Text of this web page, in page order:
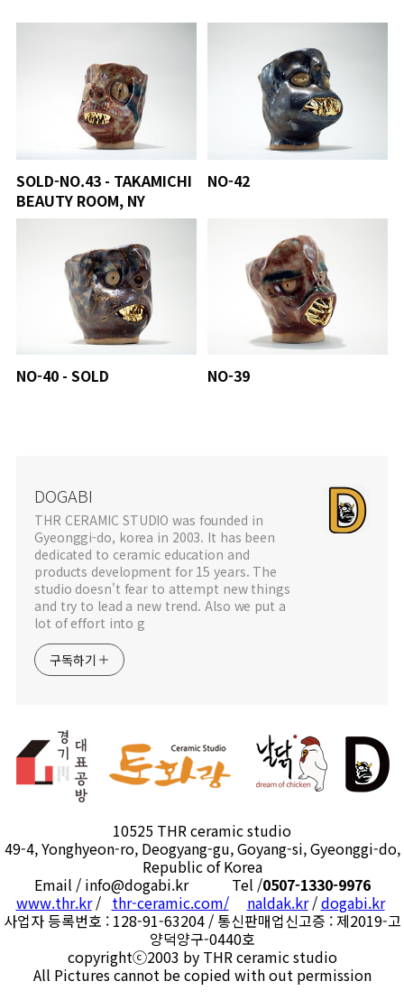
SOLD-NO.43 - TAKAMICHI
BEAUTY ROOM, NY
NO-42
NO-40 - SOLD NO-39
DOGABI
THR CERAMIC STUDIO was founded in
Gyeonggi-do, korea in 2003. It has been
dedicated to ceramic education and
products development for 15 years. The
studio doesn't fear to attempt new things
and try to lead a new trend. Also we put a
lot of effort into g
구독하기
10525 THR ceramic studio
49-4, Yonghyeon-ro, Deogyang-gu, Goyang-si, Gyeonggi-do,
Republic of Korea
Email / info@dogabi.kr Tel /0507-1330-9976
www.thr.kr/ thr-ceramic.com/ naldak.kr/dogabi.kr
사업자 등록번호 : 128-91-63204 / 통신판매업신고증 : 제2019-고
양덕양구-0440호
copyrightⓒ2003 by THR ceramic studio
All Pictures cannot be copied with out permission